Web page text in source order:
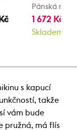
Pánská
1 672 Kč
Skladem
s kapucí
takže
vám bude
pružná, má flís